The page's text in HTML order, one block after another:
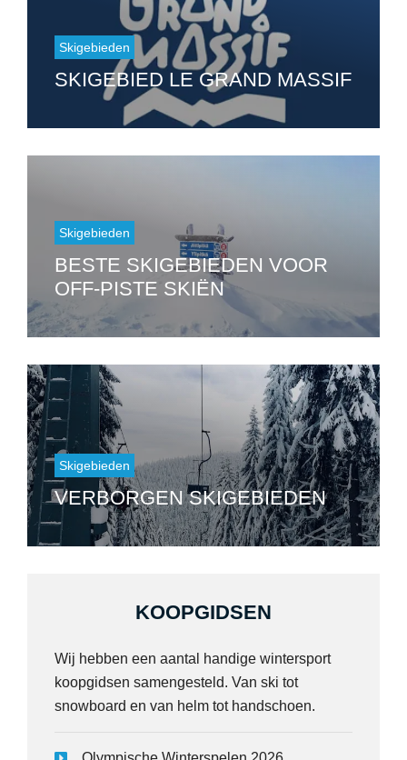
Skigebieden
SKIGEBIED LE GRAND MASSIF
Skigebieden
BESTE SKIGEBIEDEN VOOR
OFF-PISTE SKIËN
Skigebieden
VERBORGEN SKIGEBIEDEN
KOOPGIDSEN
Wij hebben een aantal handige wintersport
koopgidsen samengesteld. Van ski tot
snowboard en van helm tot handschoen.